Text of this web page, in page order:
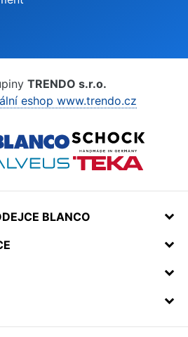
TRENDO s.r.o.
eshop www.trendo.cz
BLANCO